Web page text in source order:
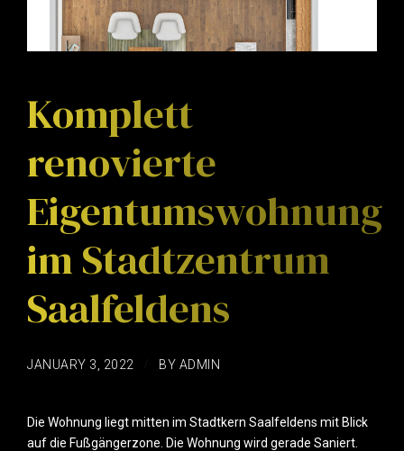
Komplett
renovierte
Eigentumswohnung
im Stadtzentrum
Saalfeldens
JANUARY 3, 2022 BY ADMIN
Die Wohnung liegt mitten im Stadtkern Saalfeldens mit Blick
auf die Fußgängerzone. Die Wohnung wird gerade Saniert.